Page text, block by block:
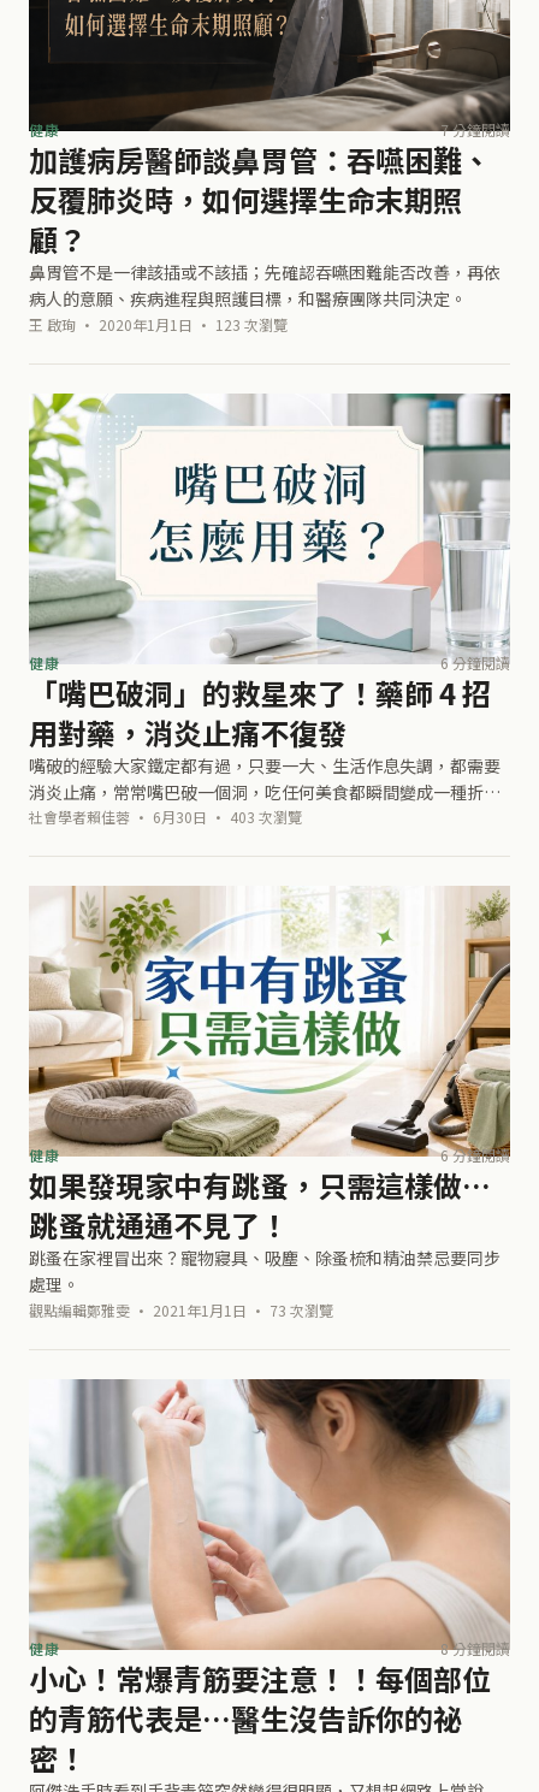
健康 7 分鐘閱讀
加護病房醫師談鼻胃管：吞嚥困難、
反覆肺炎時，如何選擇生命末期照
顧？
鼻胃管不是一律該插或不該插；先確認吞嚥困難能否改善，再依
病人的意願、疾病進程與照護目標，和醫療團隊共同決定。
王 啟珣 · 2020年1月1日 · 123 次瀏覽
健康 6 分鐘閱讀
「嘴巴破洞」的救星來了！藥師 4 招
用對藥，消炎止痛不復發
嘴破的經驗大家鐵定都有過，只要一大、生活作息失調，都需要
消炎止痛，常常嘴巴破一個洞，吃任何美食都瞬間變成一種折
磨。此時，你會怎麼做呢？拿鹽巴塗抹？擦蜂膠？還是用口內
社會學者賴佳蓉 · 6月30日 · 403 次瀏覽
健康 6 分鐘閱讀
如果發現家中有跳蚤，只需這樣做…
跳蚤就通通不見了！
跳蚤在家裡冒出來？寵物寢具、吸塵、除蚤梳和精油禁忌要同步
處理。
觀點編輯鄭雅雯 · 2021年1月1日 · 73 次瀏覽
健康 8 分鐘閱讀
小心！常爆青筋要注意！！每個部位
的青筋代表是…醫生沒告訴你的祕
密！